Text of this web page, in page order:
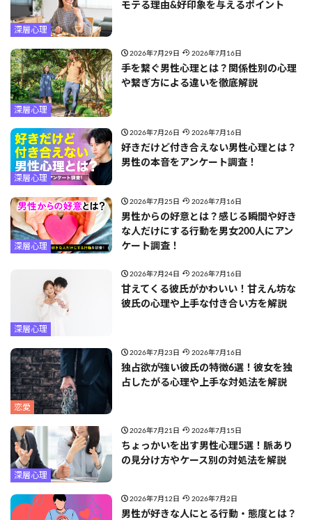
深層心理
モテる理由&好印象を与えるポイント
深層心理
2026年7月29日 2026年7月16日
手を繋ぐ男性心理とは？関係性別の心理
や繋ぎ方による違いを徹底解説
深層心理
2026年7月26日 2026年7月16日
好きだけど付き合えない男性心理とは？
男性の本音をアンケート調査！
深層心理
2026年7月25日 2026年7月16日
男性からの好意とは？感じる瞬間や好き
な人だけにする行動を男女200人にアン
ケート調査！
深層心理
2026年7月24日 2026年7月16日
甘えてくる彼氏がかわいい！甘えん坊な
彼氏の心理や上手な付き合い方を解説
恋愛
2026年7月23日 2026年7月16日
独占欲が強い彼氏の特徴6選！彼女を独
占したがる心理や上手な対処法を解説
深層心理
2026年7月21日 2026年7月15日
ちょっかいを出す男性心理5選！脈あり
の見分け方やケース別の対処法を解説
2026年7月12日 2026年7月2日
男性が好きな人にとる行動・態度とは？